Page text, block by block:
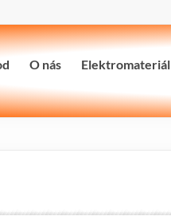
O nás Elektromateriál